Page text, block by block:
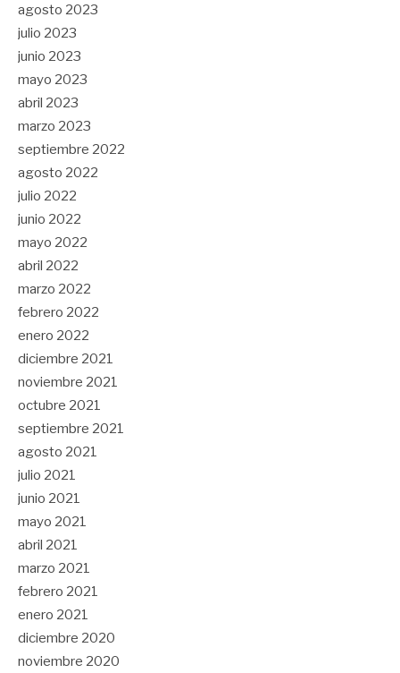
agosto 2023
julio 2023
junio 2023
mayo 2023
abril 2023
marzo 2023
septiembre 2022
agosto 2022
julio 2022
junio 2022
mayo 2022
abril 2022
marzo 2022
febrero 2022
enero 2022
diciembre 2021
noviembre 2021
octubre 2021
septiembre 2021
agosto 2021
julio 2021
junio 2021
mayo 2021
abril 2021
marzo 2021
febrero 2021
enero 2021
diciembre 2020
noviembre 2020